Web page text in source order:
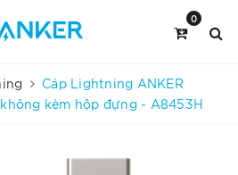
0
Cáp Lightning ANKER
kèm hộp đựng - A8453H